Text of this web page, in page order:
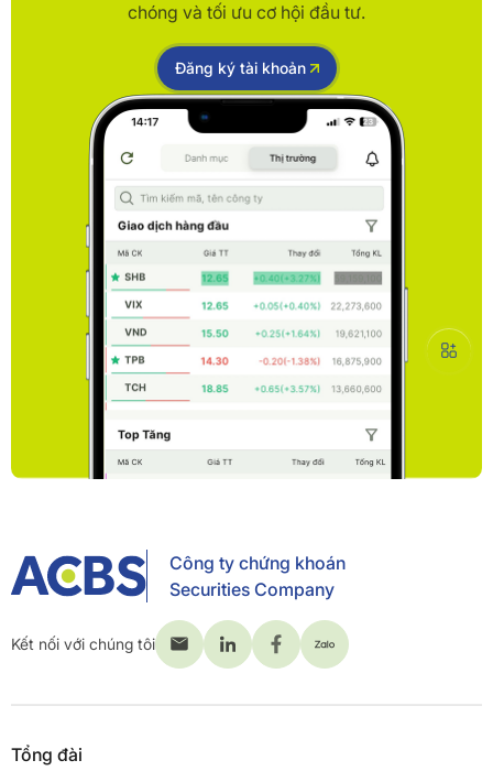
chóng và tối ưu cơ hội đầu tư.
Đăng ký tài khoản
Công ty chứng khoán
Securities Company
Kết nối với chúng tôi
Tổng đài